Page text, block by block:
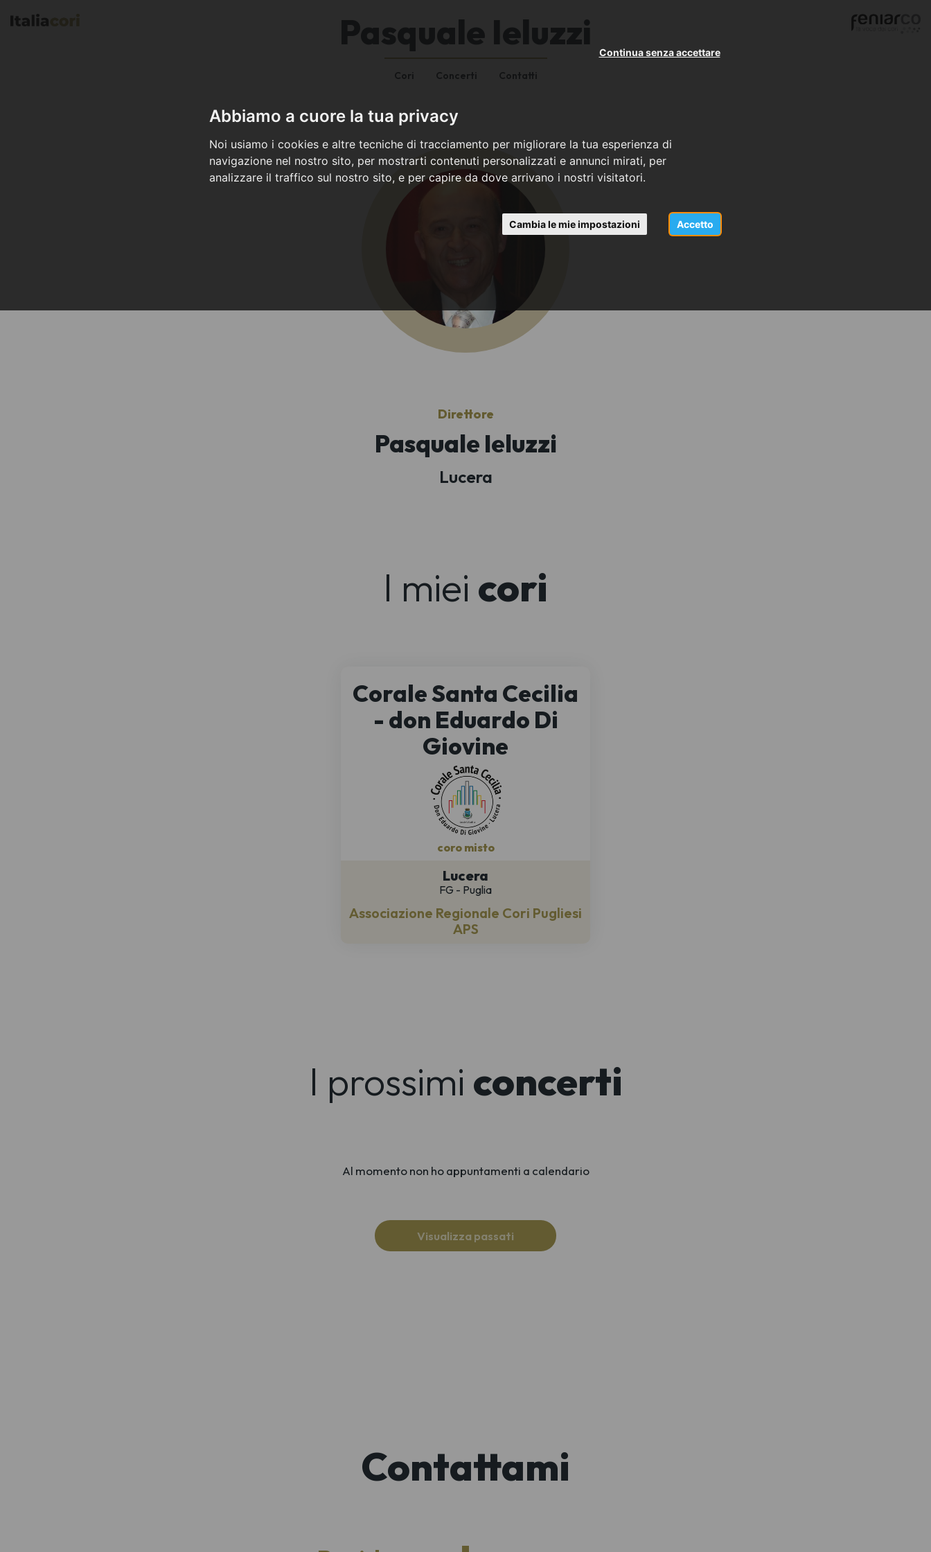
Abbiamo a cuore la tua privacy
Noi usiamo i cookies e altre tecniche di tracciamento per migliorare la tua esperienza di
navigazione nel nostro sito, per mostrarti contenuti personalizzati e annunci mirati, per
analizzare il traffico sul nostro sito, e per capire da dove arrivano i nostri visitatori.
Accetto
Continua senza accettare
Cambia le mie impostazioni
Pasquale Ieluzzi
Cori Concerti Contatti
Direttore
Pasquale Ieluzzi
Lucera
I miei cori
Corale Santa Cecilia
- don Eduardo Di
Giovine
coro misto
Lucera
FG - Puglia
Associazione Regionale Cori Pugliesi
APS
I prossimi concerti
Al momento non ho appuntamenti a calendario
Visualizza passati
Contattami